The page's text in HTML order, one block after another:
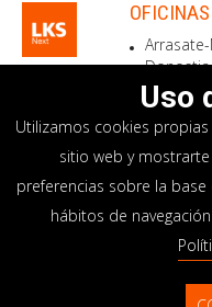
OFICINAS
Madrid
SEDE
Goiru, 7
CP 20500
+34 900 84
Uso
Utilizamos cookies
sitio web y
preferencias sobre la
hábitos de